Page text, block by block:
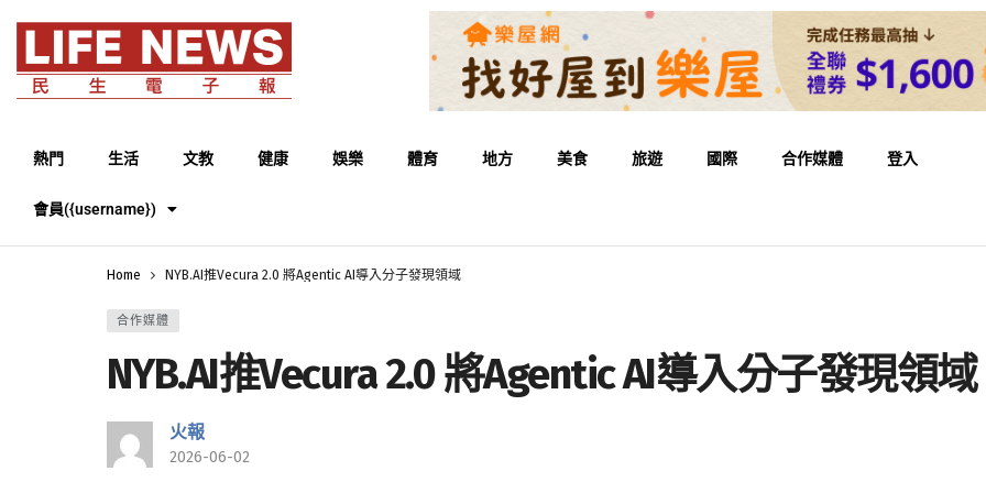
熱門 生活 文教 健康 娛樂 體育 地方 美食 旅遊 國際 合作媒體 登入
會員({username})
Home NYB.AI推Vecura 2.0 將Agentic AI導入分子發現領域
合作媒體
NYB.AI推Vecura 2.0 將Agentic AI導入分子發現領域
火報
2026-06-02